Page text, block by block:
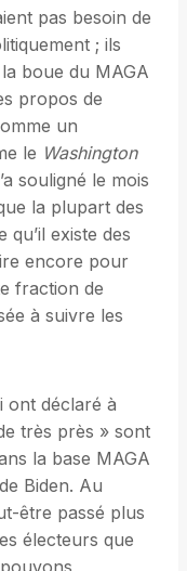
pas besoin de
; ils
boue du MAGA
propos de
un
le Washington
souligné le mois
la plupart des
existe des
encore pour
fraction de
à suivre les
ont déclaré à
très près » sont
la base MAGA
Biden. Au
être passé plus
électeurs que